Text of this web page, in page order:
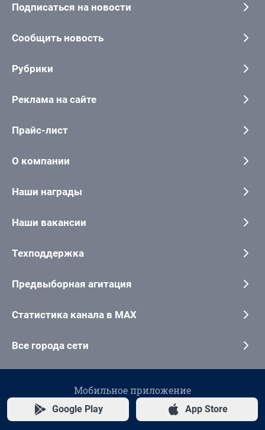
Подписаться на новости
Сообщить новость
Рубрики
Реклама на сайте
Прайс-лист
О компании
Наши награды
Наши вакансии
Техподдержка
Предвыборная агитация
Статистика канала в MAX
Все города сети
Мобильное приложение
Google Play App Store